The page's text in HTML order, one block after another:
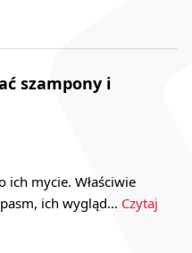
szampony i
ich mycie. Właściwie
ich wygląd… Czytaj